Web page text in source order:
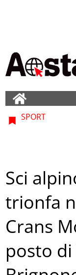
SPORT
Sci
trionfa
Crans
posto di